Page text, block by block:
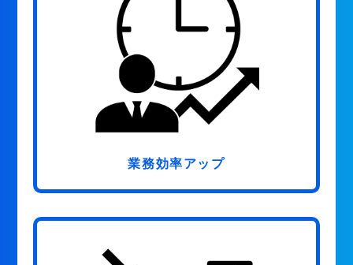
業務効率アップ